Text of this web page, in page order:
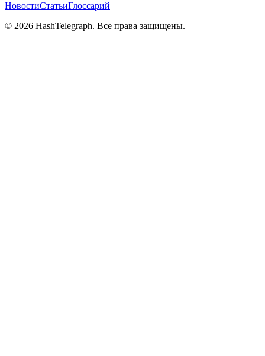
НовостиСтатьиГлоссарий
© 2026 HashTelegraph. Все права защищены.